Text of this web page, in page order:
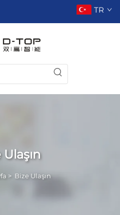
TR
Ulaşın
> Bize Ulaşın